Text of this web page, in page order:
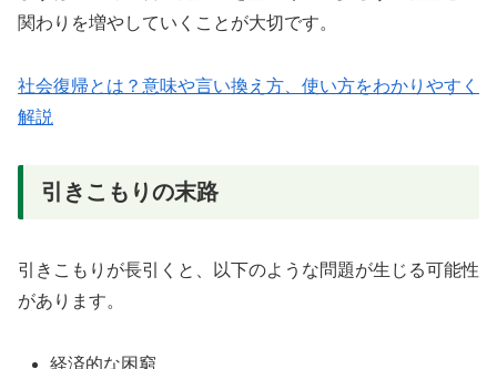
関わりを増やしていくことが大切です。
社会復帰とは？意味や言い換え方、使い方をわかりやすく
解説
引きこもりの末路
引きこもりが長引くと、以下のような問題が生じる可能性
があります。
経済的な困窮